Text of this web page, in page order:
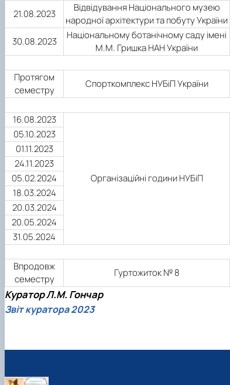
21.08.2023
Відвідування Національного музею
народної архітектури та побуту України
30.08.2023
Національному ботанічному саду імені
М.М. Гришка НАН України
Протягом
семестру
Спорткомплекс НУБіП України
16.08.2023
Організаційні години НУБіП
05.10.2023
01.11.2023
24.11.2023
05.02.2024
18.03.2024
20.03.2024
20.05.2024
31.05.2024
Впродовж
семестру
Гуртожиток № 8
Куратор Л.М. Гончар
Звіт куратора 2023